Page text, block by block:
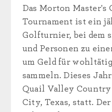
Das Morton Master's
Tournament ist ein
Golfturnier, bei dem
und Personen zu
um Geld für
sammeln. Dieses
Quail Valley
City, Texas, statt.